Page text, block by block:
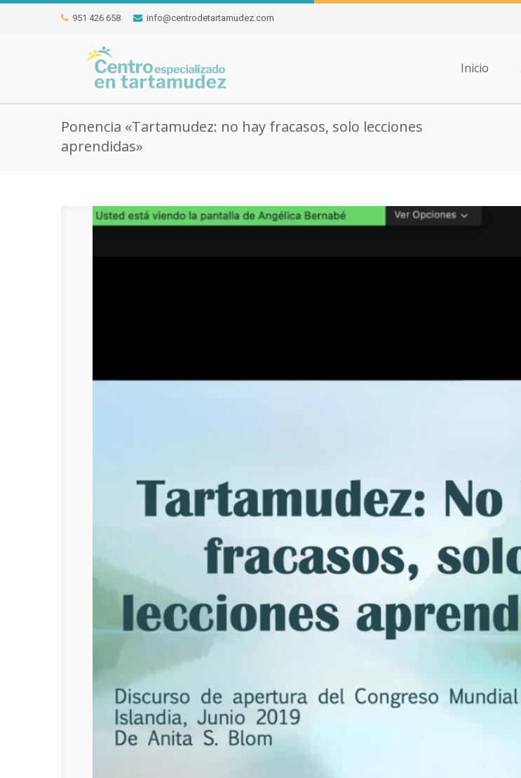
951 426 658 info@centrodetartamudez.com
Inicio
Ponencia «Tartamudez: no hay fracasos, solo lecciones
aprendidas»